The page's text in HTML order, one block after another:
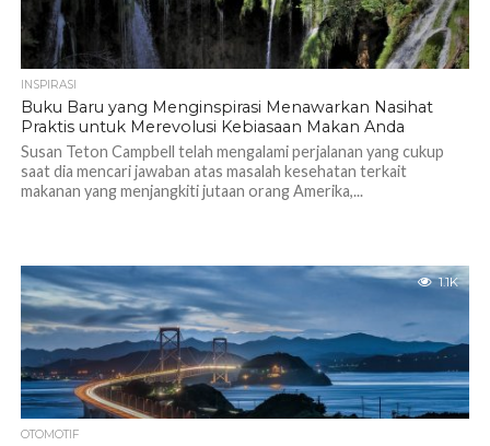
INSPIRASI
Buku Baru yang Menginspirasi Menawarkan Nasihat
Praktis untuk Merevolusi Kebiasaan Makan Anda
Susan Teton Campbell telah mengalami perjalanan yang cukup
saat dia mencari jawaban atas masalah kesehatan terkait
makanan yang menjangkiti jutaan orang Amerika,...
1.1K
OTOMOTIF